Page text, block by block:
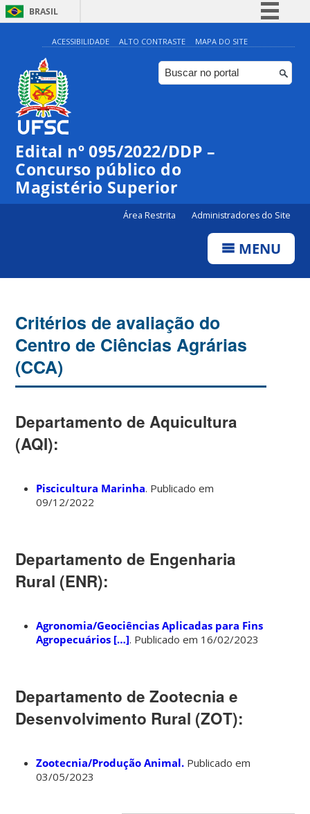
BRASIL
Simplifique!
Comunica BR
Participe
Canais
ACESSIBILIDADE ALTO CONTRASTE MAPA DO SITE
Edital nº 095/2022/DDP –
Concurso público do
Magistério Superior
Área Restrita Administradores do Site
MENU
Critérios de avaliação do
Centro de Ciências Agrárias
(CCA)
Departamento de Aquicultura
(AQI):
Piscicultura Marinha. Publicado em
09/12/2022
Departamento de Engenharia
Rural (ENR):
Agronomia/Geociências Aplicadas para Fins
Agropecuários […]. Publicado em 16/02/2023
Departamento de Zootecnia e
Desenvolvimento Rural (ZOT):
Zootecnia/Produção Animal. Publicado em
03/05/2023